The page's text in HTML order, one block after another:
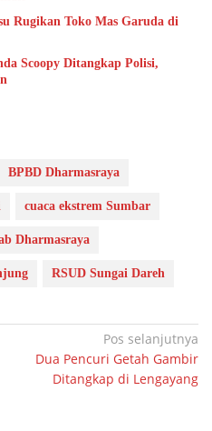
Rugikan Toko Mas Garuda di
Scoopy Ditangkap Polisi,
BPBD Dharmasraya
cuaca ekstrem Sumbar
Dharmasraya
RSUD Sungai Dareh
Pos selanjutnya
Dua Pencuri Getah Gambir
Ditangkap di Lengayang